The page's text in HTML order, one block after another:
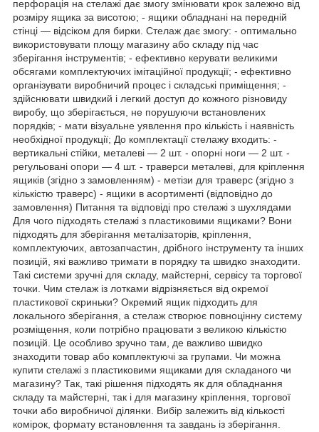
перфорація на стелажі дає змогу змінювати крок залежно від
розміру ящика за висотою; - ящики обладнані на передній
стінці — відсіком для бирки. Стелаж дає змогу: - оптимально
використовувати площу магазину або складу під час
зберігання інструментів; - ефективно керувати великими
обсягами комплектуючих імітаційної продукції; - ефективно
організувати виробничий процес і складські приміщення; -
здійснювати швидкий і легкий доступ до кожного різновиду
виробу, що зберігається, не порушуючи встановлених
порядків; - мати візуальне уявлення про кількість і наявність
необхідної продукції; До комплектації стелажу входить: -
вертикальні стійки, металеві — 2 шт. - опорні ноги — 2 шт. -
регульовані опори — 4 шт. - траверси металеві, для кріплення
ящиків (згідно з замовленням) - метізи для траверс (згідно з
кількістю траверс) - ящики в асортименті (відповідно до
замовлення) Питання та відповіді про стелажі з шухлядами
Для чого підходять стелажі з пластиковими ящиками? Вони
підходять для зберігання металізаторів, кріплення,
комплектуючих, автозапчастин, дрібного інструменту та інших
позицій, які важливо тримати в порядку та швидко знаходити.
Такі системи зручні для складу, майстерні, сервісу та торгової
точки. Чим стелаж із лотками відрізняється від окремої
пластикової скриньки? Окремий ящик підходить для
локального зберігання, а стелаж створює повноцінну систему
розміщення, коли потрібно працювати з великою кількістю
позицій. Це особливо зручно там, де важливо швидко
знаходити товар або комплектуючі за групами. Чи можна
купити стелажі з пластиковими ящиками для складаного чи
магазину? Так, такі рішення підходять як для обладнання
складу та майстерні, так і для магазину кріплення, торгової
точки або виробничої ділянки. Вибір залежить від кількості
комірок, формату встановлення та завдань із зберігання.